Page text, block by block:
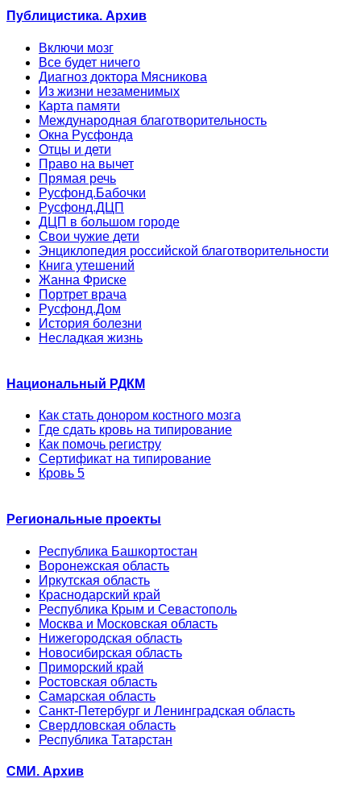
Публицистика. Архив
Включи мозг
Все будет ничего
Диагноз доктора Мясникова
Из жизни незаменимых
Карта памяти
Международная благотворительность
Окна Русфонда
Отцы и дети
Право на вычет
Прямая речь
Русфонд.Бабочки
Русфонд.ДЦП
ДЦП в большом городе
Свои чужие дети
Энциклопедия российской благотворительности
Книга утешений
Жанна Фриске
Портрет врача
Русфонд.Дом
История болезни
Несладкая жизнь
Национальный РДКМ
Как стать донором костного мозга
Где сдать кровь на типирование
Как помочь регистру
Сертификат на типирование
Кровь 5
Региональные проекты
Республика Башкортостан
Воронежская область
Иркутская область
Краснодарский край
Республика Крым и Севастополь
Москва и Московская область
Нижегородская область
Новосибирская область
Приморский край
Ростовская область
Самарская область
Санкт-Петербург и Ленинградская область
Свердловская область
Республика Татарстан
СМИ. Архив